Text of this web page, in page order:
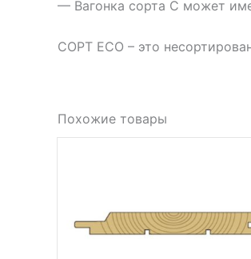
— Вагонка сорта С может
СОРТ ECO – это
Похожие товары